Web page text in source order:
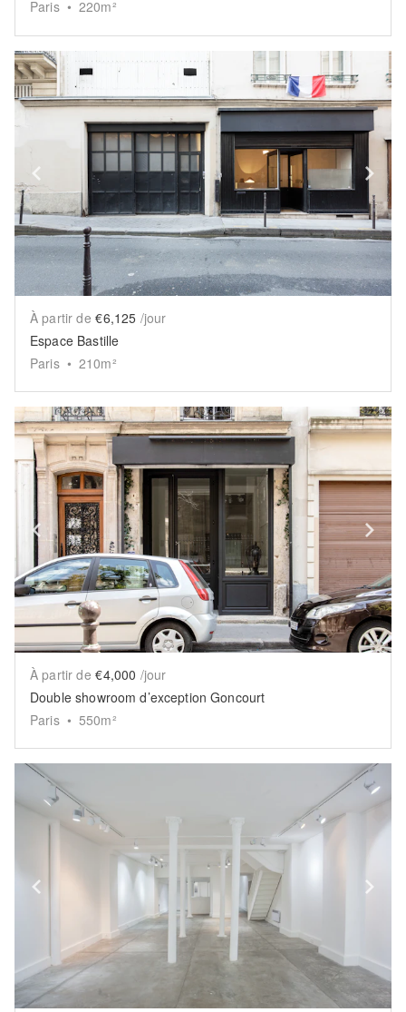
Paris • 220m²
Show previous slide
À partir de €6,125 /jour
Espace Bastille
Paris • 210m²
Show previous slide
À partir de €4,000 /jour
Double showroom d’exception Goncourt
Paris • 550m²
Show previous slide